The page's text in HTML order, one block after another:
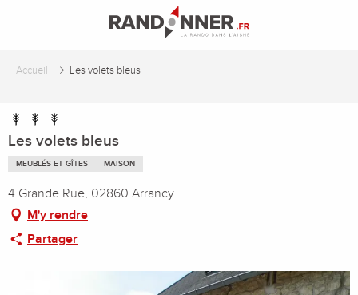
principal
Accueil Les volets bleus
Les volets bleus
MEUBLÉS ET GÎTES MAISON
4 Grande Rue, 02860 Arrancy
M'y rendre
Partager